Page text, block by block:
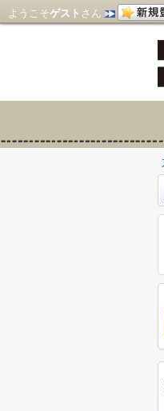
ようこそゲスト さん